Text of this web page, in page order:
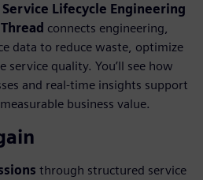
Service Lifecycle Engineering
connects engineering,
data to reduce waste, optimize
service quality. You’ll see how
and real-time insights support
business value.
through structured service